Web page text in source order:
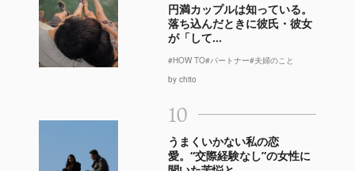
円満カップルは知っている。
落ち込んだときに彼氏・彼女
が「して...
#HOW TO#パートナー#夫婦のこと
by chito
10
うまくいかない私の恋
愛。“交際経験なし”の女性に